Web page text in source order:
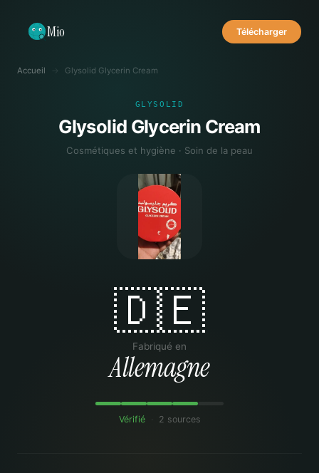
Mio Télécharger
Accueil → Glysolid Glycerin Cream
GLYSOLID
Glysolid Glycerin Cream
Cosmétiques et hygiène · Soin de la peau
🇩🇪
Fabriqué en
Allemagne
Vérifié 2 sources